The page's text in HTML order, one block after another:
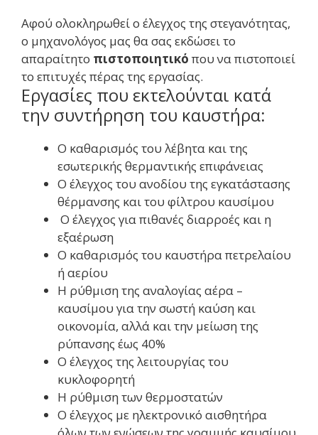
Αφού ολοκληρωθεί ο έλεγχος της στεγανότητας,
ο μηχανολόγος μας θα σας εκδώσει το
απαραίτητο πιστοποιητικό που να πιστοποιεί
το επιτυχές πέρας της εργασίας.
Εργασίες που εκτελούνται κατά
την συντήρηση του καυστήρα:
Ο καθαρισμός του λέβητα και της
εσωτερικής θερμαντικής επιφάνειας
Ο έλεγχος του ανοδίου της εγκατάστασης
θέρμανσης και του φίλτρου καυσίμου
Ο έλεγχος για πιθανές διαρροές και η
εξαέρωση
Ο καθαρισμός του καυστήρα πετρελαίου
ή αερίου
Η ρύθμιση της αναλογίας αέρα –
καυσίμου για την σωστή καύση και
οικονομία, αλλά και την μείωση της
ρύπανσης έως 40%
Ο έλεγχος της λειτουργίας του
κυκλοφορητή
Η ρύθμιση των θερμοστατών
Ο έλεγχος με ηλεκτρονικό αισθητήρα